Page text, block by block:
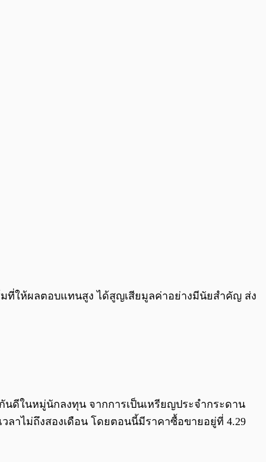
0:00/ 0:00
ที่ให้ผลตอบแทนสูง ได้สูญเสียมูลค่าอย่างมีนัยสำคัญ ส่ง
นดีในหมู่นักลงทุน จากการเป็นเหรียญประจำกระดาน
ลาไม่ถึงสองเดือน โดยตอนนี้มีราคาซื้อขายอยู่ที่ 4.29